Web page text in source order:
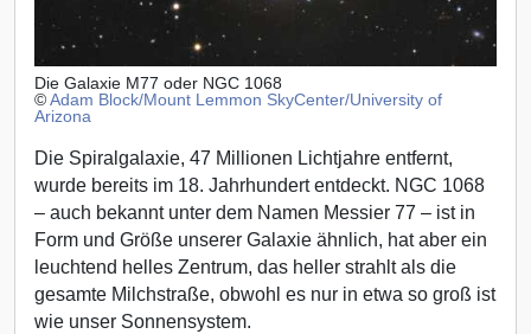
Die Galaxie M77 oder NGC 1068
© Adam Block/Mount Lemmon SkyCenter/University of
Arizona
Die Spiralgalaxie, 47 Millionen Lichtjahre entfernt,
wurde bereits im 18. Jahrhundert entdeckt. NGC 1068
– auch bekannt unter dem Namen Messier 77 – ist in
Form und Größe unserer Galaxie ähnlich, hat aber ein
leuchtend helles Zentrum, das heller strahlt als die
gesamte Milchstraße, obwohl es nur in etwa so groß ist
wie unser Sonnensystem.